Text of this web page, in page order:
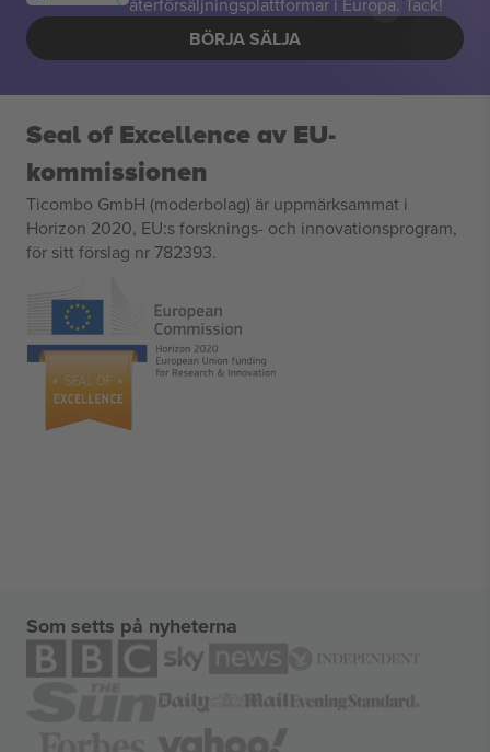
BÖRJA SÄLJA
Seal of Excellence av EU-
kommissionen
Ticombo GmbH (moderbolag) är uppmärksammat i
Horizon 2020, EU:s forsknings- och innovationsprogram,
för sitt förslag nr 782393.
Som setts på nyheterna